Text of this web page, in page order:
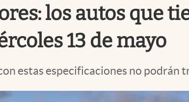
los autos que
13 de mayo
estas especificaciones no podrán